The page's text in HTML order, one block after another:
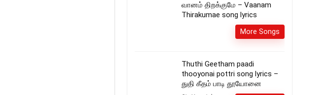
வானம் திறக்குமே – Vaanam
Thirakumae song lyrics
More Songs
Thuthi Geetham paadi
thooyonai pottri song lyrics –
துதி கீதம் பாடி தூயோனை